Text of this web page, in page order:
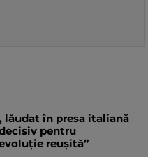
lăudat în presa italiană
pentru
reușită”